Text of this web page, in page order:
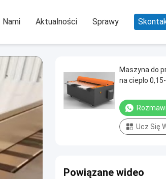
Aktualności Sprawy
Maszyna do
na ciepło
Ucz Się
Powiązane wideo